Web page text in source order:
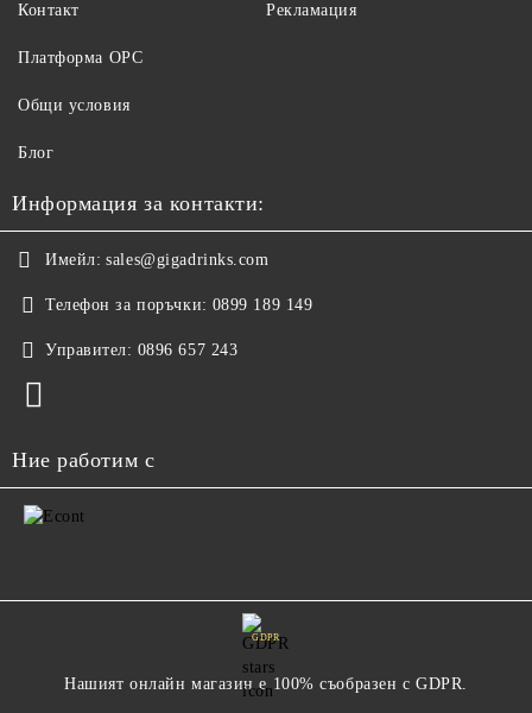
Контакт Рекламация
Платформа ОРС
Общи условия
Блог
Информация за контакти:
Имейл: sales@gigadrinks.com
Телефон за поръчки: 0899 189 149
Управител: 0896 657 243
Ние работим с
GDPR
Нашият онлайн магазин е 100% съобразен с GDPR.